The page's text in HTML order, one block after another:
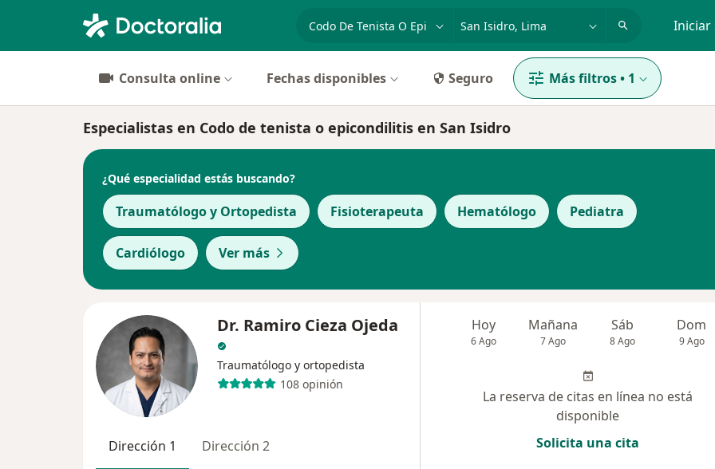
Iniciar
Consulta online Fechas disponibles Seguro Más filtros• 1
Especialistas en Codo de tenista o epicondilitis en San Isidro
¿Qué especialidad estás buscando?
Traumatólogo y Ortopedista Fisioterapeuta Hematólogo Pediatra
Cardiólogo Ver más
Dr. Ramiro Cieza Ojeda
Traumatólogo y ortopedista
108 opinión
Dirección 1 Dirección 2
Hoy
6 Ago
Mañana
7 Ago
Sáb
8 Ago
Dom
9 Ago
La reserva de citas en línea no está
disponible
Solicita una cita